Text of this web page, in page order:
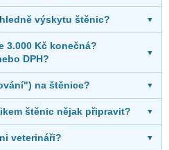
výskytu štěnic? ▼
3.000 Kč konečná?
DPH?
▼
na štěnice? ▼
štěnic nějak připravit? ▼
veterináři? ▼